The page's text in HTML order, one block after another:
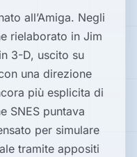
all’Amiga. Negli
rielaborato in Jim
3-D, uscito su
una direzione
più esplicita di
SNES puntava
per simulare
tramite appositi